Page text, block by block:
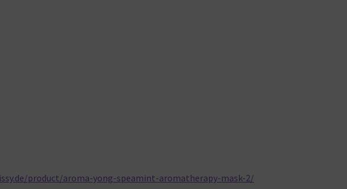
product/aroma-yong-speamint-aromatherapy-mask-2/